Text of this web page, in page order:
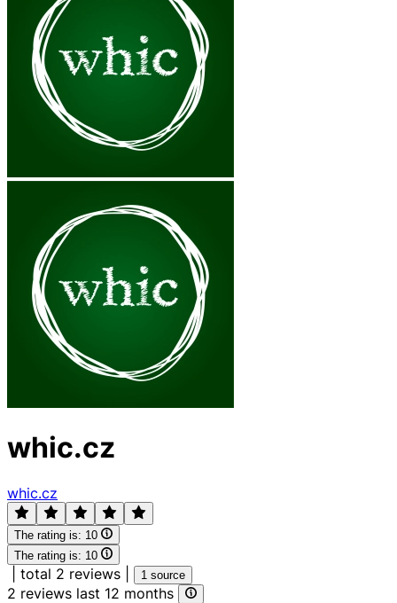
whic.cz
whic.cz
The rating is: 10
The rating is: 10
total 2 reviews 1 source
2 reviews last 12 months